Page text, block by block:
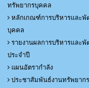
ทรัพยากรบุคคล
หลักเกณฑ์การบริหารและ
บุคคล
รายงานผลการบริหารและ
ประจำปี
แผนอัตรากำลัง
ประชาสัมพันธ์งานทรัพยาก